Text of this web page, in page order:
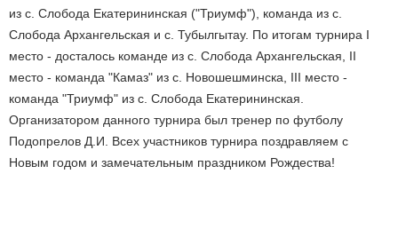
из с. Слобода Екатерининская ("Триумф"), команда из с.
Слобода Архангельская и с. Тубылгытау. По итогам турнира I
место - досталось команде из с. Слобода Архангельская, II
место - команда "Камаз" из с. Новошешминска, III место -
команда "Триумф" из с. Слобода Екатерининская.
Организатором данного турнира был тренер по футболу
Подопрелов Д.И. Всех участников турнира поздравляем с
Новым годом и замечательным праздником Рождества!